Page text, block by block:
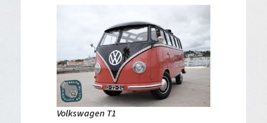
Volkswagen T1